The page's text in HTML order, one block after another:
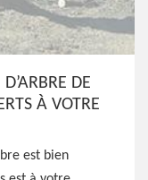
DE
À VOTRE
est bien